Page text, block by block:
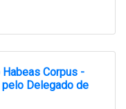
Corpus -
pelo Delegado de